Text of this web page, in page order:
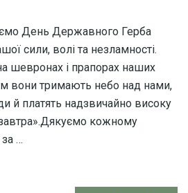
День Державного Герба
сили, волі та незламності.
шевронах і прапорах наших
вони тримають небо над нами,
й платять надзвичайно високу
кожному
за …